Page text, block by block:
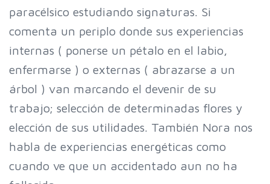
paracélsico estudiando signaturas. Si
comenta un periplo donde sus experiencias
internas ( ponerse un pétalo en el labio,
enfermarse ) o externas ( abrazarse a un
árbol ) van marcando el devenir de su
trabajo; selección de determinadas flores y
elección de sus utilidades. También Nora nos
habla de experiencias energéticas como
cuando ve que un accidentado aun no ha